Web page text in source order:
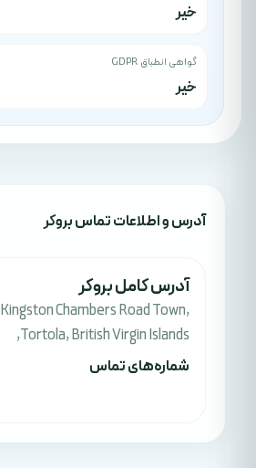
خیر
گواهی انطباق GDPR
خیر
آدرس‌ و اطلاعات تماس بروکر
آدرس کامل بروکر
Kingston Chambers Road Town,
Tortola, British Virgin Islands,
شماره‌های تماس